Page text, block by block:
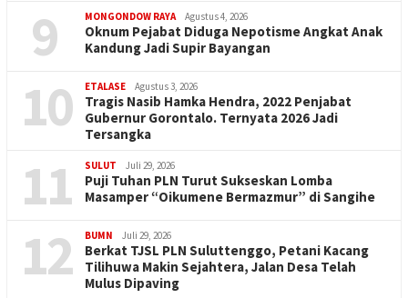
9 MONGONDOW RAYA Agustus 4, 2026
Oknum Pejabat Diduga Nepotisme Angkat Anak
Kandung Jadi Supir Bayangan
10 ETALASE Agustus 3, 2026
Tragis Nasib Hamka Hendra, 2022 Penjabat
Gubernur Gorontalo. Ternyata 2026 Jadi
Tersangka
11 SULUT Juli 29, 2026
Puji Tuhan PLN Turut Sukseskan Lomba
Masamper “Oikumene Bermazmur” di Sangihe
12 BUMN Juli 29, 2026
Berkat TJSL PLN Suluttenggo, Petani Kacang
Tilihuwa Makin Sejahtera, Jalan Desa Telah
Mulus Dipaving